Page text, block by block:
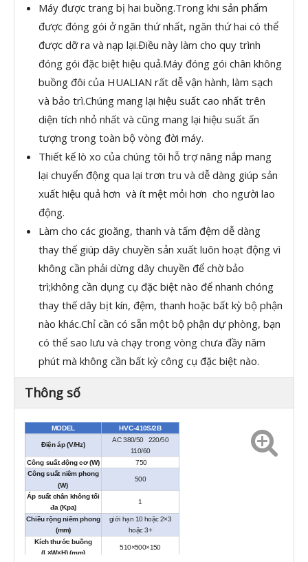
Máy được trang bị hai buồng.Trong khi sản phẩm
được đóng gói ở ngăn thứ nhất, ngăn thứ hai có thể
được dỡ ra và nạp lại.Điều này làm cho quy trình
đóng gói đặc biệt hiệu quả.Máy đóng gói chân không
buồng đôi của HUALIAN rất dễ vận hành, làm sạch
và bảo trì.Chúng mang lại hiệu suất cao nhất trên
diện tích nhỏ nhất và cũng mang lại hiệu suất ấn
tượng trong toàn bộ vòng đời máy.
Thiết kế lò xo của chúng tôi hỗ trợ nâng nắp mang
lại chuyển động qua lại trơn tru và dễ dàng giúp sản
xuất hiệu quả hơn và ít mệt mỏi hơn cho người lao
động.
Làm cho các gioăng, thanh và tấm đệm dễ dàng
thay thế giúp dây chuyền sản xuất luôn hoạt động vì
không cần phải dừng dây chuyền để chờ bảo
trì;không cần dụng cụ đặc biệt nào để nhanh chóng
thay thế dây bịt kín, đệm, thanh hoặc bất kỳ bộ phận
nào khác.Chỉ cần có sẵn một bộ phận dự phòng, bạn
có thể sao lưu và chạy trong vòng chưa đầy năm
phút mà không cần bất kỳ công cụ đặc biệt nào.
Thông số
MODEL HVC-410S/2B
Điện áp (V/Hz)
AC 380/50 220/50
110/60
Công suất động cơ (W)
750
Công suất niêm phong
(W)
500
Áp suất chân không tối
đa (Kpa)
1
Chiều rộng niêm phong
(mm)
giới hạn 10 hoặc 2×3
hoặc 3+
Kích thước buồng
(L×W×H) (mm)
510×500×150